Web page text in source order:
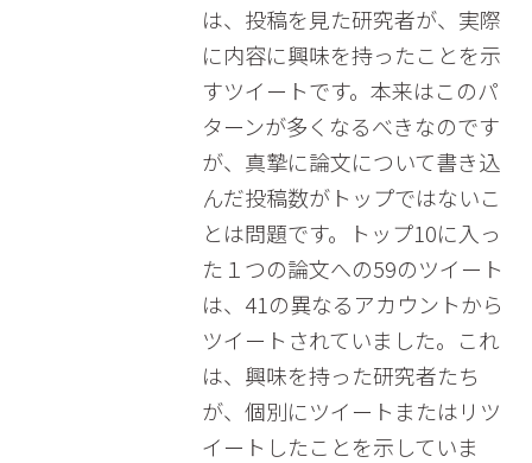
は、投稿を見た研究者が、実際
に内容に興味を持ったことを示
すツイートです。本来はこのパ
ターンが多くなるべきなのです
が、真摯に論文について書き込
んだ投稿数がトップではないこ
とは問題です。トップ10に入っ
た１つの論文への59のツイート
は、41の異なるアカウントから
ツイートされていました。これ
は、興味を持った研究者たち
が、個別にツイートまたはリツ
イートしたことを示していま